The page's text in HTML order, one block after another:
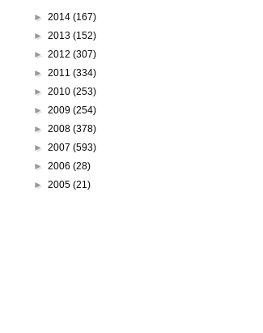
► 2014 (167)
► 2013 (152)
► 2012 (307)
► 2011 (334)
► 2010 (253)
► 2009 (254)
► 2008 (378)
► 2007 (593)
► 2006 (28)
► 2005 (21)